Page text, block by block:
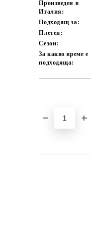
Произведен в
Италия:
Подходящ за:
Плетен:
Сезон:
За какво време е
подходяща: